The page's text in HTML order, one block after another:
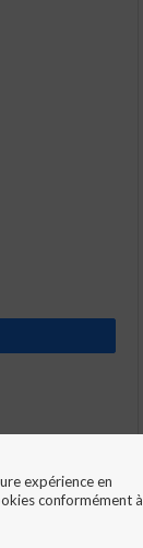
expérience en
conformément à